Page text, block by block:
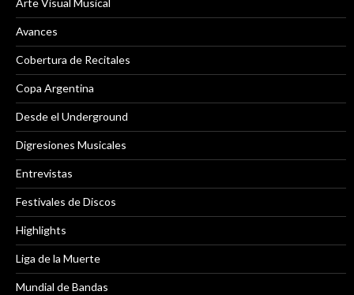
Arte Visual Musical
Avances
Cobertura de Recitales
Copa Argentina
Desde el Underground
Digresiones Musicales
Entrevistas
Festivales de Discos
Highlights
Liga de la Muerte
Mundial de Bandas